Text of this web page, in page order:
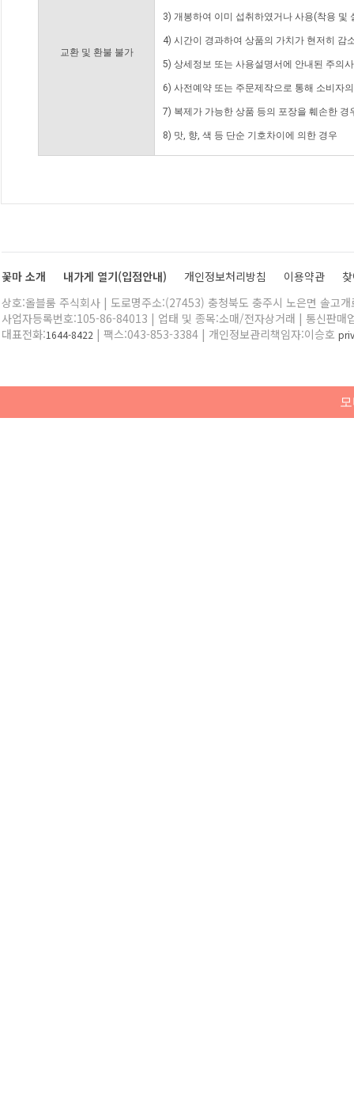
교환 및 환불 불가
3) 개봉하여 이미 섭취하였거나 사용(착용 및
4) 시간이 경과하여 상품의 가치가 현저히 감
5) 상세정보 또는 사용설명서에 안내된 주의
6) 사전예약 또는 주문제작으로 통해 소비자
7) 복제가 가능한 상품 등의 포장을 훼손한 경
8) 맛, 향, 색 등 단순 기호차이에 의한 경우
꽃마 소개 내가게 열기(입점안내) 개인정보처리방침 이용약관
상호:올블룸 주식회사 | 도로명주소:(27453) 충청북도 충주시 노은면 솔고
사업자등록번호:105-86-84013 | 업태 및 종목:소매/전자상거래 | 통신판매
대표전화:1644-8422 | 팩스:043-853-3384 | 개인정보관리책임자:이승호